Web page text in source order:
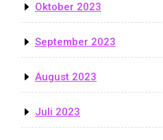
Oktober 2023
September 2023
August 2023
Juli 2023